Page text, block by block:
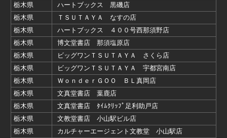
栃木県
ハートブックス 黒磯店
栃木県
ＴＳＵＴＡＹＡ なすの店
栃木県
ハートブックス ４００号西那須野店
栃木県
博文堂書店 那須塩原店
栃木県
ビッグワンＴＳＵＴＡＹＡ さくら店
栃木県
ビッグワンＴＳＵＴＡＹＡ 宇都宮南店
栃木県
ＷｏｎｄｅｒＧＯＯ ＢＬ真岡店
栃木県
文真堂書店 葉鹿店
栃木県
文真堂書店 ﾀｲﾑｸﾘｯﾌﾟ足利助戸店
栃木県
文教堂書店 小山駅ビル店
栃木県
カルチャーエージェント文教堂 小山駅店